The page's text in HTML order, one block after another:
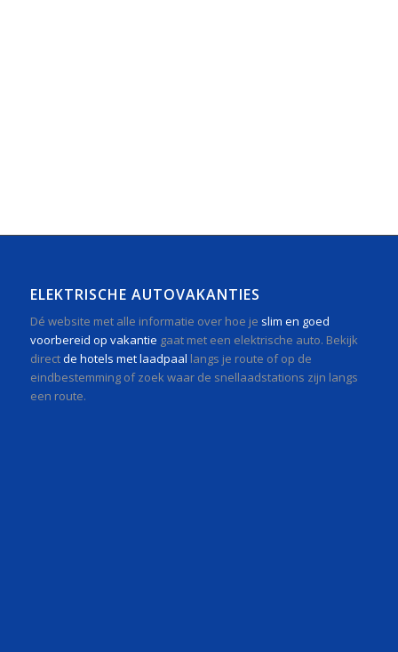
ELEKTRISCHE AUTOVAKANTIES
Dé website met alle informatie over hoe je slim en goed
voorbereid op vakantie gaat met een elektrische auto. Bekijk
directde hotels met laadpaal langs je route of op de
eindbestemming of zoek waar de snellaadstations zijn langs
een route.